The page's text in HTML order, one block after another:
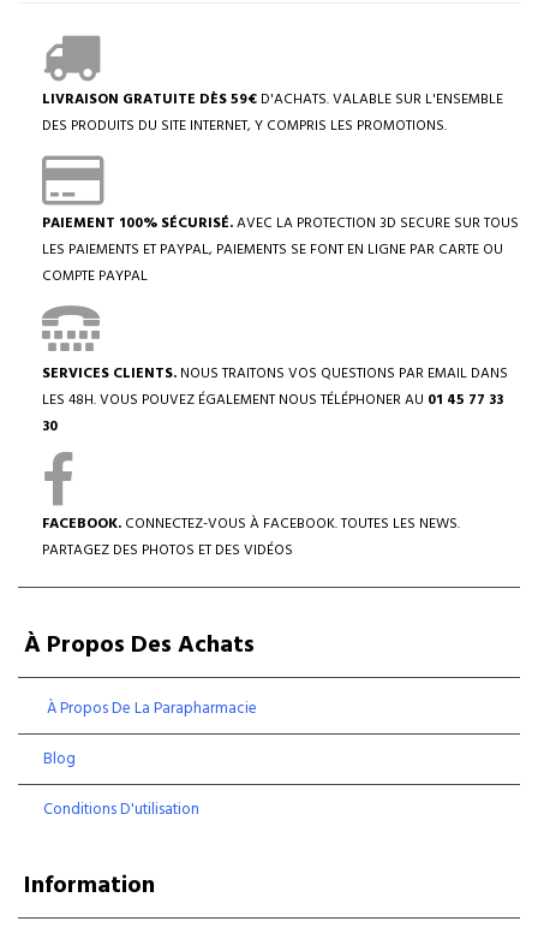
LIVRAISON GRATUITE DÈS 59€ D'ACHATS. VALABLE SUR L'ENSEMBLE
DES PRODUITS DU SITE INTERNET, Y COMPRIS LES PROMOTIONS.
PAIEMENT 100% SÉCURISÉ.AVEC LA PROTECTION 3D SECURE SUR TOUS
LES PAIEMENTS ET PAYPAL, PAIEMENTS SE FONT EN LIGNE PAR CARTE OU
COMPTE PAYPAL
SERVICES CLIENTS. NOUS TRAITONS VOS QUESTIONS PAR EMAIL DANS
LES 48H. VOUS POUVEZ ÉGALEMENT NOUS TÉLÉPHONER AU 01 45 77 33
30
FACEBOOK. CONNECTEZ-VOUS À FACEBOOK. TOUTES LES NEWS.
PARTAGEZ DES PHOTOS ET DES VIDÉOS
À Propos Des Achats
À Propos De La Parapharmacie
Blog
Conditions D'utilisation
Information